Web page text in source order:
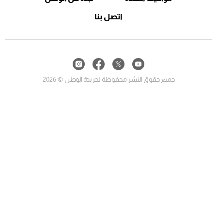
اتصل بنا
جميع حقوق النشر محفوظة لجريدة الوطن © 2026